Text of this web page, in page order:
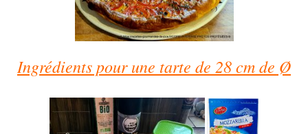
Ingrédients pour une tarte de 28 cm de Ø